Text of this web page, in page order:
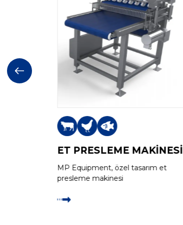
ET PRESLEME MAKİNESİ
MP Equipment, özel tasarım et
presleme makinesi